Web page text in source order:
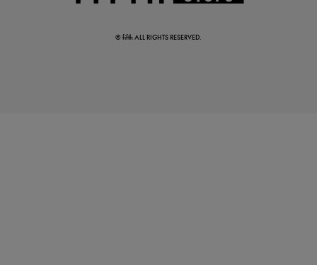
© fifth ALL RIGHTS RESERVED.